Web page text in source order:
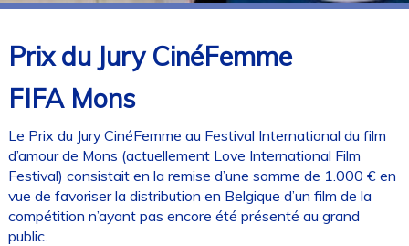
Prix du Jury CinéFemme
FIFA Mons
Le Prix du Jury CinéFemme au Festival International du film
d’amour de Mons (actuellement Love International Film
Festival) consistait en la remise d’une somme de 1.000 € en
vue de favoriser la distribution en Belgique d’un film de la
compétition n’ayant pas encore été présenté au grand
public.